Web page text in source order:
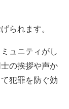
られます。
ュニティがし
の挨拶や声か
犯罪を防ぐ効